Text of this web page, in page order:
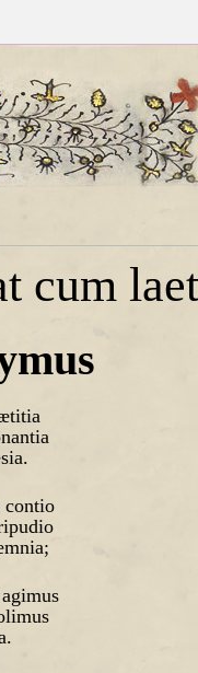
cum
contio